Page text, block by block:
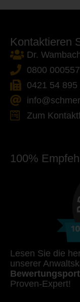
Kontaktieren
Dr.
0800
0421 54 895
Zum
100%
Lesen Sie die
unserer
Proven-Expert!